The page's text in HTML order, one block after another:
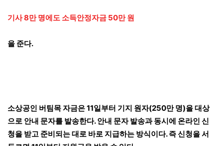
기사 8만 명에도 소득안정자금 50만 원
을 준다.
소상공인 버팀목 자금은 11일부터 기지 원자(250만 명)을 대상
으로 안내 문자를 발송한다. 안내 문자 발송과 동시에 온라인 신
청을 받고 준비되는 대로 바로 지급하는 방식이다. 즉 신청을 서